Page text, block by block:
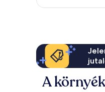
A